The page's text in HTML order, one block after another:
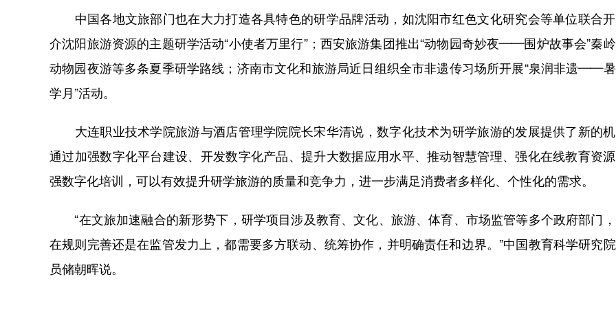
中国各地文旅部门也在大力打造各具特色的研学品牌活动，如沈阳市红色文化研究会等单位联合
介沈阳旅游资源的主题研学活动“小使者万里行”；西安旅游集团推出“动物园奇妙夜——围炉故事会”秦
动物园夜游等多条夏季研学路线；济南市文化和旅游局近日组织全市非遗传习场所开展“泉润非遗——
学月”活动。
大连职业技术学院旅游与酒店管理学院院长宋华清说，数字化技术为研学旅游的发展提供了新的
通过加强数字化平台建设、开发数字化产品、提升大数据应用水平、推动智慧管理、强化在线教育资
强数字化培训，可以有效提升研学旅游的质量和竞争力，进一步满足消费者多样化、个性化的需求。
“在文旅加速融合的新形势下，研学项目涉及教育、文化、旅游、体育、市场监管等多个政府部门
在规则完善还是在监管发力上，都需要多方联动、统筹协作，并明确责任和边界。”中国教育科学研究
员储朝晖说。